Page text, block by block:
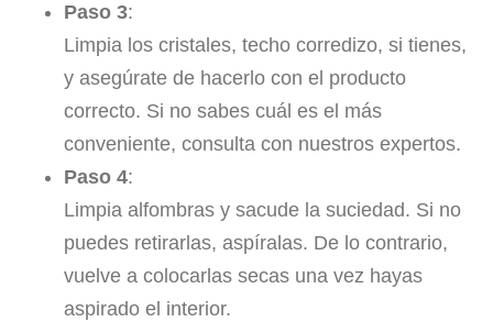
Paso 3:
Limpia los cristales, techo corredizo, si tienes,
y asegúrate de hacerlo con el producto
correcto. Si no sabes cuál es el más
conveniente, consulta con nuestros expertos.
Paso 4:
Limpia alfombras y sacude la suciedad. Si no
puedes retirarlas, aspíralas. De lo contrario,
vuelve a colocarlas secas una vez hayas
aspirado el interior.